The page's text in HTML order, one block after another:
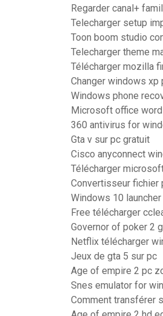
Regarder canal+
Telecharger setup
Toon boom studio
Telecharger theme
Télécharger mozilla
Changer windows xp
Windows phone
Microsoft office
360 antivirus for
Gta v sur pc gratuit
Cisco anyconnect
Télécharger
Convertisseur fichier
Windows 10
Free télécharger
Governor of poker 2
Netflix télécharger
Jeux de gta 5 sur pc
Age of empire 2 pc
Snes emulator for
Comment transférer